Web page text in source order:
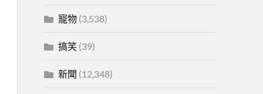
寵物(3,538)
搞笑(39)
新聞 (12,348)